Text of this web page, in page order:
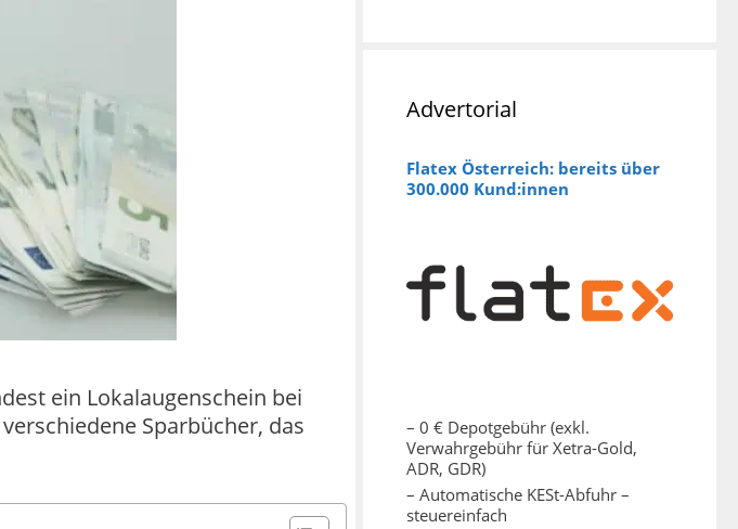
ein Lokalaugenschein bei
Sparbücher, das
Advertorial
Flatex Österreich: bereits über
300.000 Kund:innen
– 0 € Depotgebühr (exkl.
Verwahrgebühr für Xetra-Gold,
ADR, GDR)
– Automatische KESt-Abfuhr –
steuereinfach